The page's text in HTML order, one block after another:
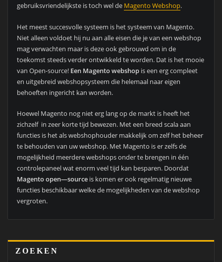
gebruiksvriendelijkste is toch wel de Magento Webshop.
Het meest succesvolle systeem is het systeem van Magento.
Niet alleen voldoet hij nu aan alle eisen die je van een webshop
mag verwachten maar is deze ook gebrouwd om in de
toekomst steeds verder ontwikkeld te worden. Dat is het mooie
van Open-source! Een Magento webshopis een erg compleet
en uitgebreid webshopsysteem die helemaal naar eigen
behoeften ingericht kan worden.
Hoewel Magento nog niet erg lang op de markt is heeft het
zichzelf in zeer korte tijd bewezen. Met een breed scala aan
functies is het als webshophouder makkelijk om zelf het beheer
te behouden van uw webshop. Met Magento is er zelfs de
mogelijkheid meerdere webshops onder te brengen in één
controlepaneel wat enorm veel tijd kan besparen. Doordat
Magento open—sourceis komen er ook regelmatig nieuwe
functies beschikbaar welke de mogelijkheden van de webshop
vergroten.
ZOEKEN